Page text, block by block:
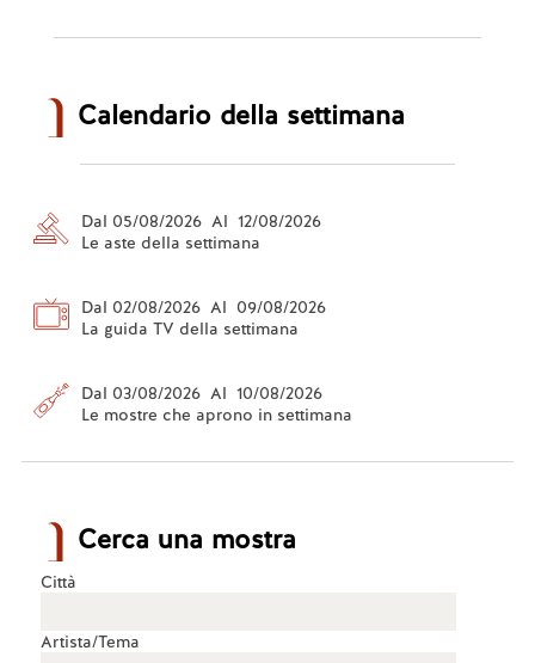
Calendario della settimana
Dal 05/08/2026 Al 12/08/2026
Le aste della settimana
Dal 02/08/2026 Al 09/08/2026
La guida TV della settimana
Dal 03/08/2026 Al 10/08/2026
Le mostre che aprono in settimana
Cerca una mostra
Città
Artista/Tema